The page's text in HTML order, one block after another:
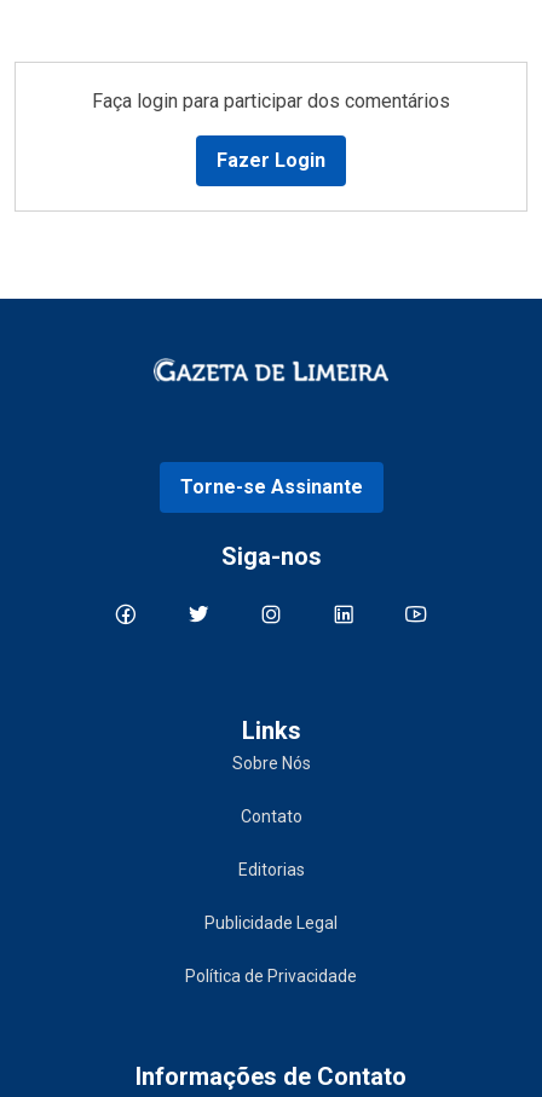
Faça login para participar dos comentários
Fazer Login
Torne-se Assinante
Siga-nos
Links
Sobre Nós
Contato
Editorias
Publicidade Legal
Política de Privacidade
Informações de Contato